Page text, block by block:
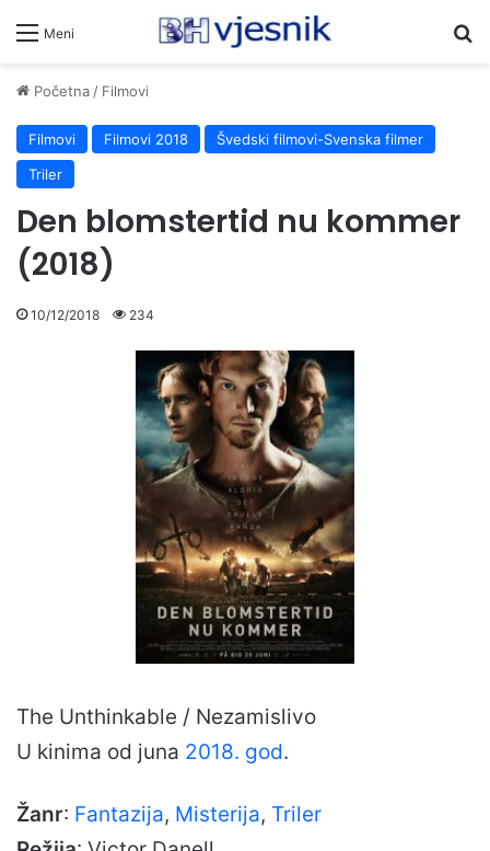
Meni
Početna/ Filmovi
Filmovi Filmovi 2018
Švedski filmovi-Svenska filmer
Triler
Den blomstertid nu kommer
(2018)
10/12/2018 234
The Unthinkable / Nezamislivo
U kinima od juna 2018. god.
Žanr: Fantazija, Misterija, Triler